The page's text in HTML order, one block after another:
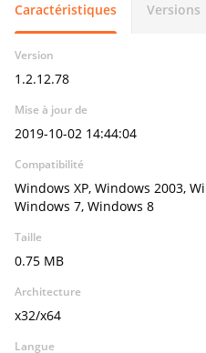
Caractéristiques Versions
Version
1.2.12.78
Mise à jour de
2019-10-02 14:44:04
Compatibilité
Windows XP, Windows 2003,
Windows 7, Windows 8
Taille
0.75 MB
Architecture
x32/x64
Langue